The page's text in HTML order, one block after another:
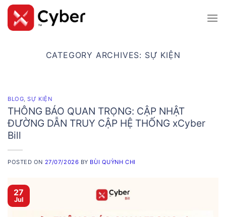
Skip
content
CATEGORY ARCHIVES: SỰ KIỆN
BLOG,SỰ KIỆN
THÔNG BÁO QUAN TRỌNG: CẬP NHẬT
ĐƯỜNG DẪN TRUY CẬP HỆ THỐNG xCyber
Bill
POSTED ON 27/07/2026 BY BÙI QUỲNH CHI
27
Jul